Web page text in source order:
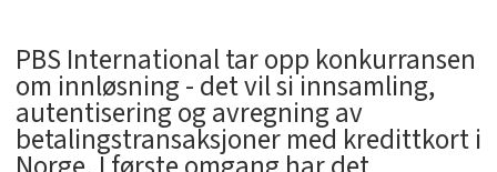
PBS International tar opp konkurransen
om innløsning - det vil si innsamling,
autentisering og avregning av
betalingstransaksjoner med kredittkort i